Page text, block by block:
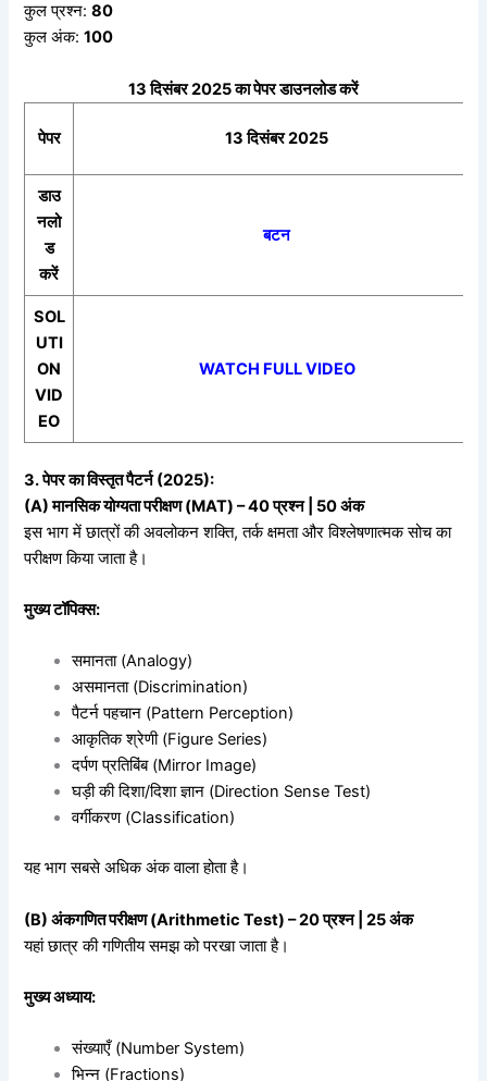
कुल प्रश्न:80
कुल अंक:100
13 दिसंबर 2025 का पेपर डाउनलोड करें
पेपर 13 दिसंबर 2025
डाउ
नलो
ड
करें
बटन
SOL
UTI
ON
VID
EO
WATCH FULL VIDEO
3. पेपर का विस्तृत पैटर्न (2025):
(A) मानसिक योग्यता परीक्षण (MAT) – 40 प्रश्न | 50 अंक
इस भाग में छात्रों की अवलोकन शक्ति, तर्क क्षमता और विश्लेषणात्मक सोच का
परीक्षण किया जाता है।
मुख्य टॉपिक्स:
समानता (Analogy)
असमानता (Discrimination)
पैटर्न पहचान (Pattern Perception)
आकृतिक श्रेणी (Figure Series)
दर्पण प्रतिबिंब (Mirror Image)
घड़ी की दिशा/दिशा ज्ञान (Direction Sense Test)
वर्गीकरण (Classification)
यह भाग सबसे अधिक अंक वाला होता है।
(B) अंकगणित परीक्षण (Arithmetic Test) – 20 प्रश्न | 25 अंक
यहां छात्र की गणितीय समझ को परखा जाता है।
मुख्य अध्याय:
संख्याएँ (Number System)
भिन्न (Fractions)